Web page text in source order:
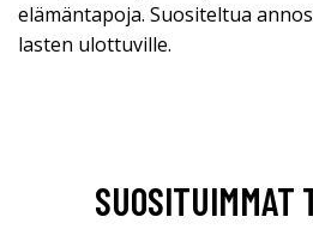
elämäntapoja. Suositeltua
lasten ulottuville.
SUOSITUIMMAT